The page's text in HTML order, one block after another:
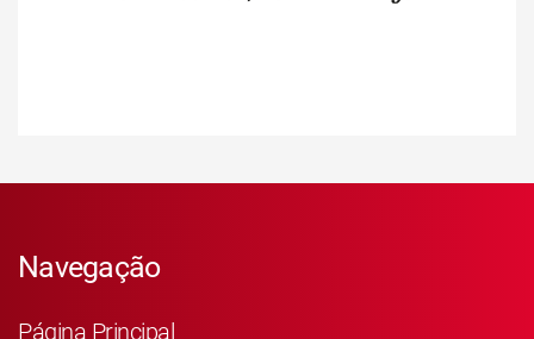
Navegação
Página Principal